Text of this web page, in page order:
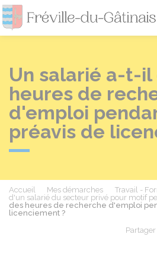
Un salarié a-t-il
heures de
d'emploi
préavis de
Accueil Mes démarches Travail -
d'un salarié du secteur privé pour motif
des heures de recherche d'emploi
licenciement ?
Partager